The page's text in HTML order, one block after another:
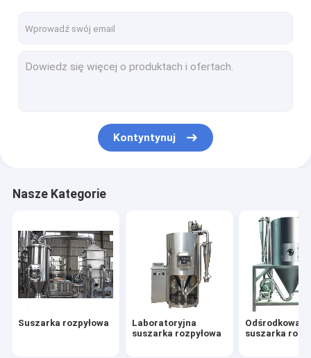
Maszyna do granulacji na sucho
Liofilizator Maszyna
suszarka ze złożem fluidalnym
Suszarnia Osadów Ściekowych
Kontyntynuj
Nasze Kategorie
Suszarka rozpyłowa
Laboratoryjna
suszarka rozpyłowa
Odśrodkowa
suszarka